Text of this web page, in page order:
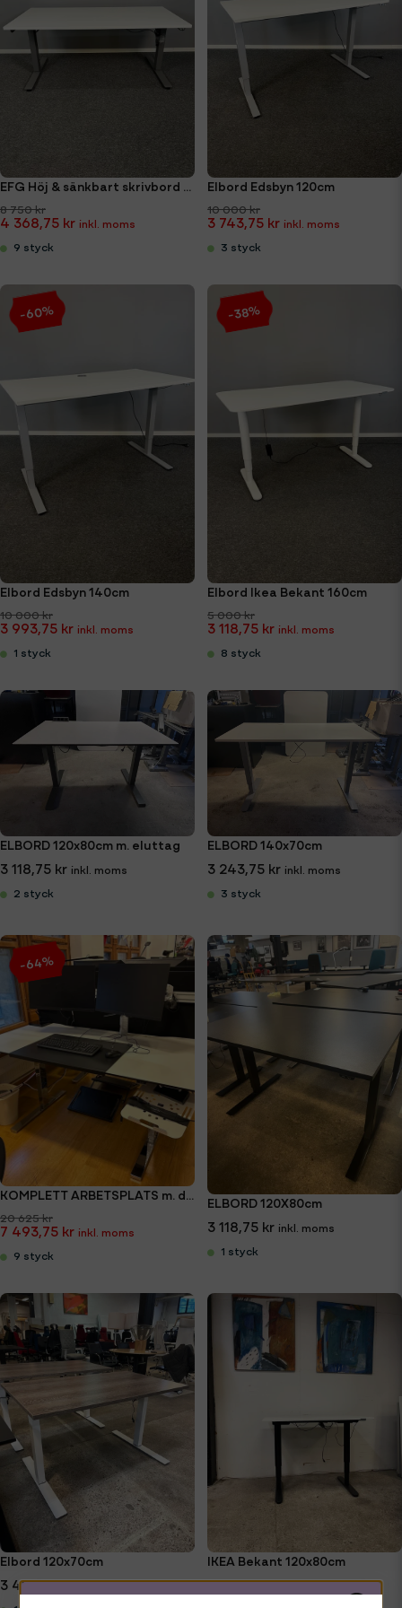
EFG Höj & sänkbart skrivbord 160cm
8 750 kr
4 368,75 kr
9 styck
Elbord Edsbyn 120cm
10 000 kr
3 743,75 kr
3 styck
Elbord Edsbyn 140cm
10 000 kr
3 993,75 kr
1 styck
-60%
Elbord Ikea Bekant 160cm
5 000 kr
3 118,75 kr
8 styck
-38%
ELBORD 120x80cm m. eluttag
3 118,75 kr
2 styck
ELBORD 140x70cm
3 243,75 kr
3 styck
KOMPLETT ARBETSPLATS m. datorskärmar
20 625 kr
7 493,75 kr
9 styck
-64%
ELBORD 120X80cm
3 118,75 kr
1 styck
Elbord 120x70cm
3 493,75 kr
IKEA Bekant 120x80cm
2 493,75 kr